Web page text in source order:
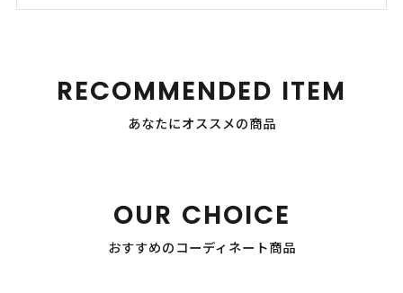
RECOMMENDED ITEM
あなたにオススメの商品
OUR CHOICE
おすすめのコーディネート商品